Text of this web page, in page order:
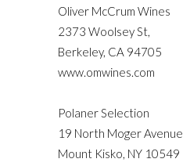
Oliver McCrum Wines
2373 Woolsey St,
Berkeley, CA 94705
www.omwines.com
Polaner Selection
19 North Moger Avenue
Mount Kisko, NY 10549